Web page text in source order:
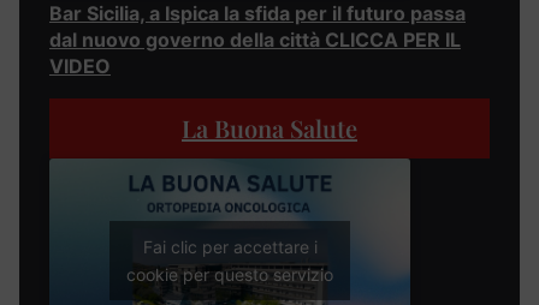
Bar Sicilia, a Ispica la sfida per il futuro passa
dal nuovo governo della città CLICCA PER IL
VIDEO
La Buona Salute
Fai clic per accettare i
cookie per questo servizio